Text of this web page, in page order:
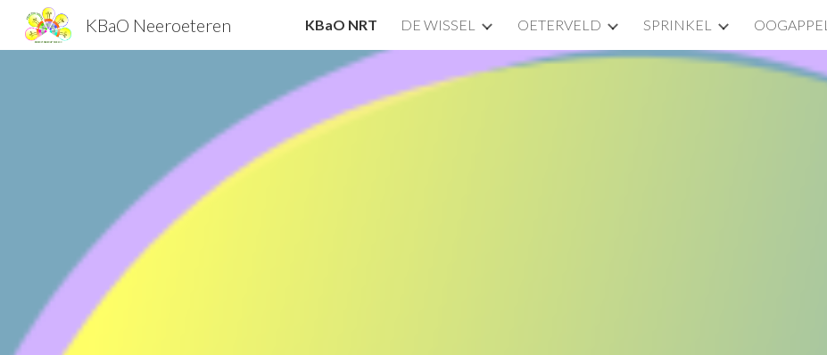
Skip to main content Skip to navigation
KBaO Neeroeteren KBaO NRT DE WISSEL OETERVELD SPRINKEL OOGAPPEL